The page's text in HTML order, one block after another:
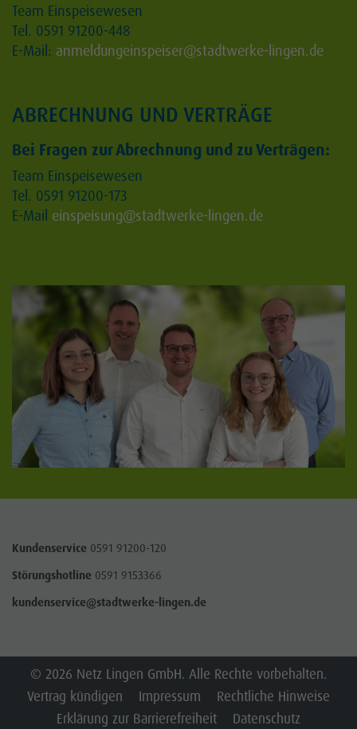
Team Einspeisewesen
Tel. 0591 91200-448
E-Mail: anmeldungeinspeiser@stadtwerke-lingen.de
ABRECHNUNG UND VERTRÄGE
Bei Fragen zur Abrechnung und zu Verträgen:
Team Einspeisewesen
Tel. 0591 91200-173
E-Mail einspeisung@stadtwerke-lingen.de
Kundenservice 0591 91200-120
Störungshotline 0591 9153366
kundenservice@stadtwerke-lingen.de
© 2026 Netz Lingen GmbH. Alle Rechte vorbehalten.
Vertrag kündigen
Impressum
Rechtliche Hinweise
Erklärung zur Barrierefreiheit
Datenschutz